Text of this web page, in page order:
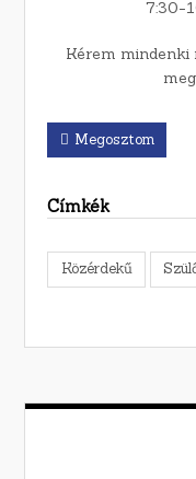
7:30-
Kérem mindenki
Megosztom
Címkék
Közérdekű